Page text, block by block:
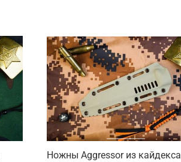
Ножны Aggressor из кайдекса